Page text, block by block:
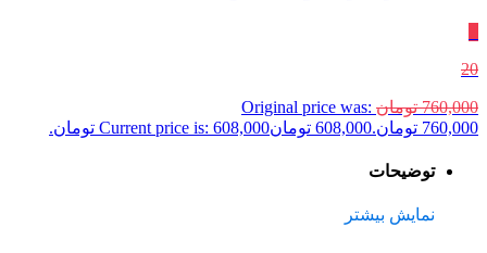
20
760,000 تومان Original price was:
760,000 تومان.
608,000 تومانCurrent price is: 608,000 تومان.
توضیحات
نمایش بیشتر